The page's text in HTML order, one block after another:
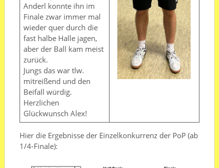
Anderl konnte ihn im
Finale zwar immer mal
wieder quer durch die
fast halbe Halle jagen,
aber der Ball kam meist
zurück.
Jungs das war tlw.
mitreißend und den
Beifall würdig.
Herzlichen
Glückwunsch Alex!
Hier die Ergebnisse der Einzelkonkurrenz der PoP (ab
1/4-Finale):